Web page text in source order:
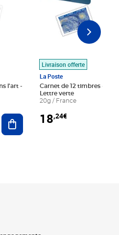
l'art -
Ajouter au panier
Livraison offerte
La Poste
Carnet de 12 timbres - Le
Lettre verte
20g / France
18,24€